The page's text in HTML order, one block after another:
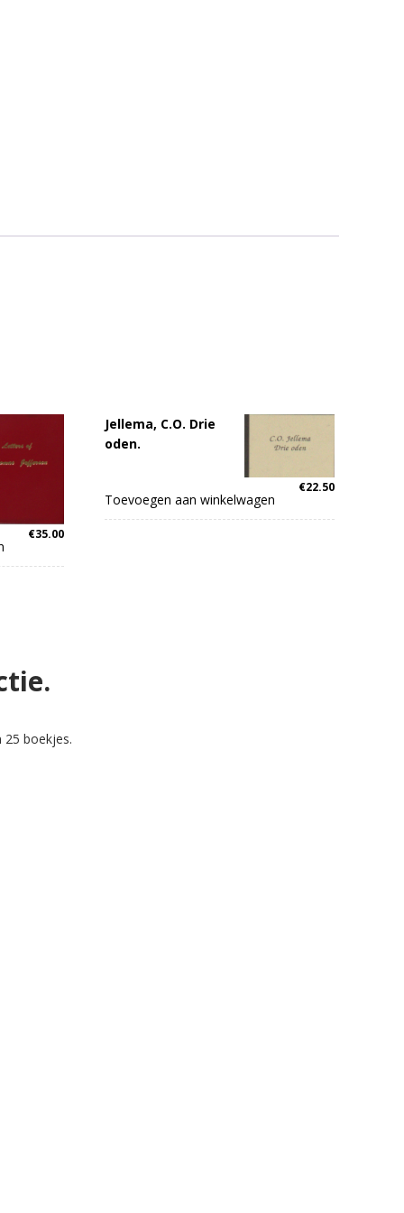
€35.00
Jellema, C.O. Drie
oden.
€22.50
Toevoegen aan winkelwagen
25 boekjes.